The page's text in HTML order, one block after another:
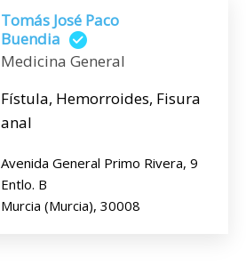
Tomás José Paco
Buendia
Medicina General
Fístula, Hemorroides, Fisura
anal
Avenida General Primo Rivera, 9
Entlo. B
Murcia (Murcia), 30008